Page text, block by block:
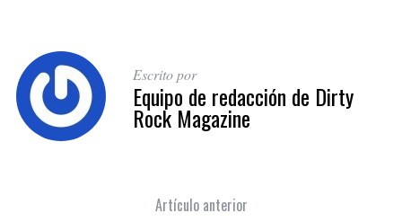
Escrito por
Equipo de redacción de Dirty
Rock Magazine
Artículo anterior